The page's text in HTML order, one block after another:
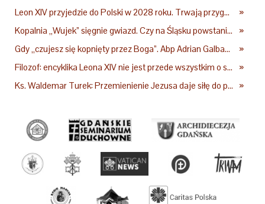
»
Leon XIV przyjedzie do Polski w 2028 roku. Trwają przygotowania do papieskiej pielgrzymki
»
Kopalnia „Wujek” sięgnie gwiazd. Czy na Śląsku powstanie „Dolina Krzemowa”?
»
Gdy „czujesz się kopnięty przez Boga”. Abp Adrian Galbas: Pan Bóg nie zabierze szpili
»
Filozof: encyklika Leona XIV nie jest przede wszystkim o sztucznej inteligencji
»
Ks. Waldemar Turek: Przemienienie Jezusa daje siłę do pokonywania przeciwności